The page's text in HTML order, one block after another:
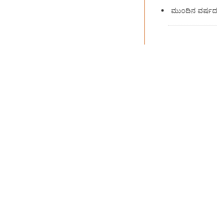
ಮುಂದಿನ ವರ್ಷದ